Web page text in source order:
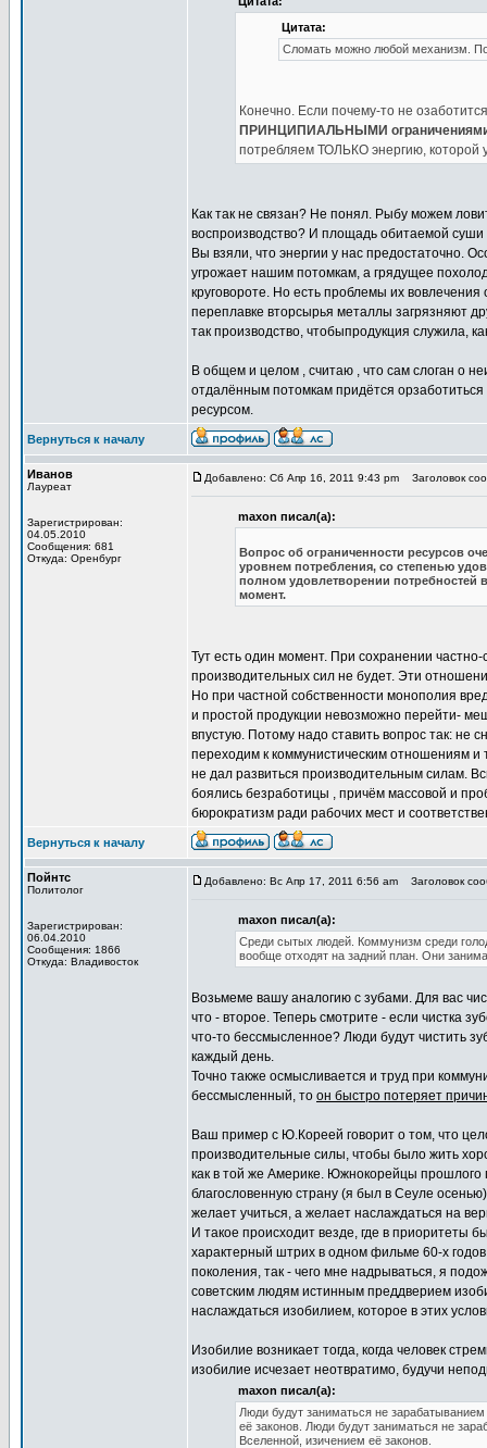
Цитата:
Сломать можно любой механизм.
Конечно. Если почему-то не
ПРИНЦИПИАЛЬНЫМИ ограничениями
потребляем ТОЛЬКО энергию, которой
Как так не связан? Не понял. Рыбу можем
воспроизводство? И площадь обитаемой
Вы взяли, что энергии у нас предостаточно.
угрожает нашим потомкам, а грядущее
круговороте. Но есть проблемы их
переплавке вторсырья металлы загрязняют
так производство, чтобыпродукция служила,
В общем и целом , считаю , что сам слоган о
отдалённым потомкам придётся
ресурсом.
Вернуться к началу
Иванов
Лауреат
Зарегистрирован:
04.05.2010
Сообщения: 681
Откуда: Оренбург
Добавлено: Сб Апр 16, 2011 9:43 pm Заголовок
maxon писал(а):
Вопрос об ограниченности ресурсов
уровнем потребления, со степенью
полном удовлетворении потребностей
момент.
Тут есть один момент. При сохранении
производительных сил не будет. Эти
Но при частной собственности монополия
и простой продукции невозможно перейти-
впустую. Потому надо ставить вопрос так: не
переходим к коммунистическим отношениям и
не дал развиться производительным силам.
боялись безработицы , причём массовой и
бюрократизм ради рабочих мест и
Вернуться к началу
Пойнтс
Политолог
Зарегистрирован:
06.04.2010
Сообщения: 1866
Откуда: Владивосток
Добавлено: Вс Апр 17, 2011 6:56 am Заголовок
maxon писал(а):
Среди сытых людей. Коммунизм среди
вообще отходят на задний план. Они
Возьмеме вашу аналогию с зубами. Для вас
что - второе. Теперь смотрите - если чистка
что-то бессмысленное? Люди будут чистить
каждый день.
Точно также осмысливается и труд при
бессмысленный, то он быстро потеряет
Ваш пример с Ю.Кореей говорит о том, что
производительные силы, чтобы было жить
как в той же Америке. Южнокорейцы прошлого
благословенную страну (я был в Сеуле
желает учиться, а желает наслаждаться на
И такое происходит везде, где в приоритеты
характерный штрих в одном фильме 60-х
поколения, так - чего мне надрываться, я
советским людям истинным преддверием
наслаждаться изобилием, которое в этих
Изобилие возникает тогда, когда человек
изобилие исчезает неотвратимо, будучи
maxon писал(а):
Люди будут заниматься не
её законов. Люди будут заниматься не
Вселенной, изичением её законов.